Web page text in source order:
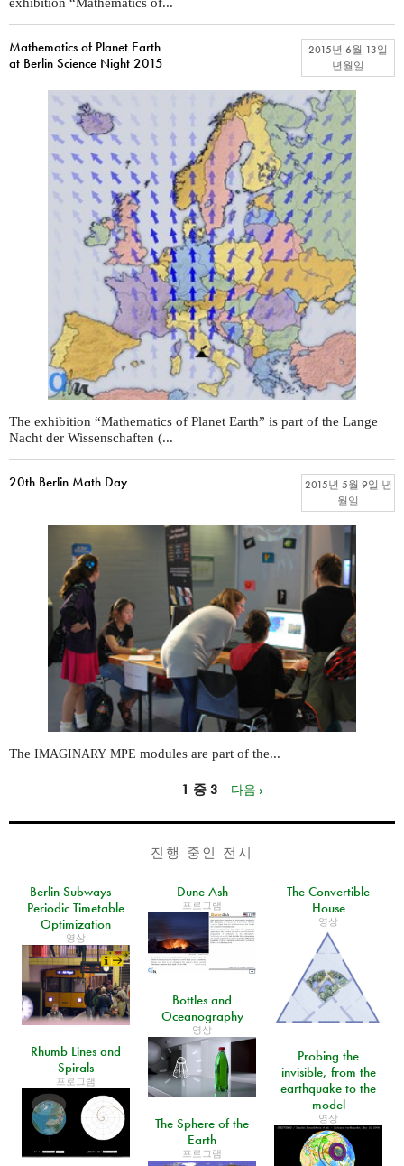
Mathematics of Planet Earth
at Berlin Science Night 2015
2015년 6월 13일
년월일
The exhibition “Mathematics of Planet Earth” is part of the Lange
Nacht der Wissenschaften (...
20th Berlin Math Day
2015년 5월 9일 년
월일
The IMAGINARY MPE modules are part of the...
1 중 3 다음 ›
진행 중인 전시
Berlin Subways –
Periodic Timetable
Optimization
영상
Dune Ash
프로그램
The Convertible
House
영상
Bottles and
Oceanography
영상
Rhumb Lines and
Spirals
프로그램
Probing the
invisible, from the
earthquake to the
model
영상
The Sphere of the
Earth
프로그램